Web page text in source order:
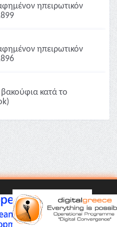
ηπειρωτικόν
ηπειρωτικόν
κατά το